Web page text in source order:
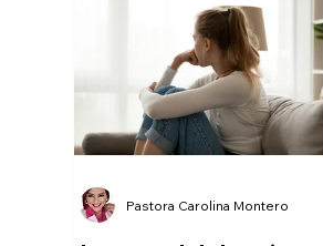
Pastora Carolina Montero